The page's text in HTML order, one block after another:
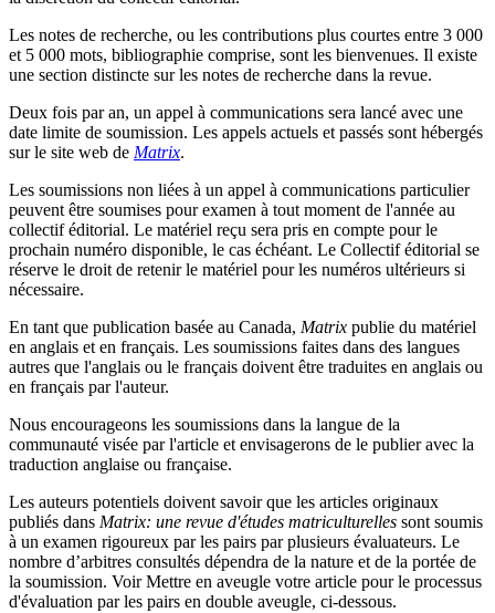
Les notes de recherche, ou les contributions plus courtes entre 3 000
et 5 000 mots, bibliographie comprise, sont les bienvenues. Il existe
une section distincte sur les notes de recherche dans la revue.
Deux fois par an, un appel à communications sera lancé avec une
date limite de soumission. Les appels actuels et passés sont hébergés
sur le site web de Matrix.
Les soumissions non liées à un appel à communications particulier
peuvent être soumises pour examen à tout moment de l'année au
collectif éditorial. Le matériel reçu sera pris en compte pour le
prochain numéro disponible, le cas échéant. Le Collectif éditorial se
réserve le droit de retenir le matériel pour les numéros ultérieurs si
nécessaire.
En tant que publication basée au Canada, Matrix publie du matériel
en anglais et en français. Les soumissions faites dans des langues
autres que l'anglais ou le français doivent être traduites en anglais ou
en français par l'auteur.
Nous encourageons les soumissions dans la langue de la
communauté visée par l'article et envisagerons de le publier avec la
traduction anglaise ou française.
Les auteurs potentiels doivent savoir que les articles originaux
publiés dans Matrix: une revue d'études matriculturelles sont soumis
à un examen rigoureux par les pairs par plusieurs évaluateurs. Le
nombre d’arbitres consultés dépendra de la nature et de la portée de
la soumission. Voir Mettre en aveugle votre article pour le processus
d'évaluation par les pairs en double aveugle, ci-dessous.